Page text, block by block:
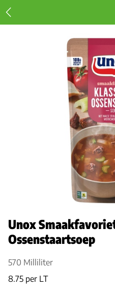
Unox
Ossenstaartsoep
570 Milliliter
8.75 per LT